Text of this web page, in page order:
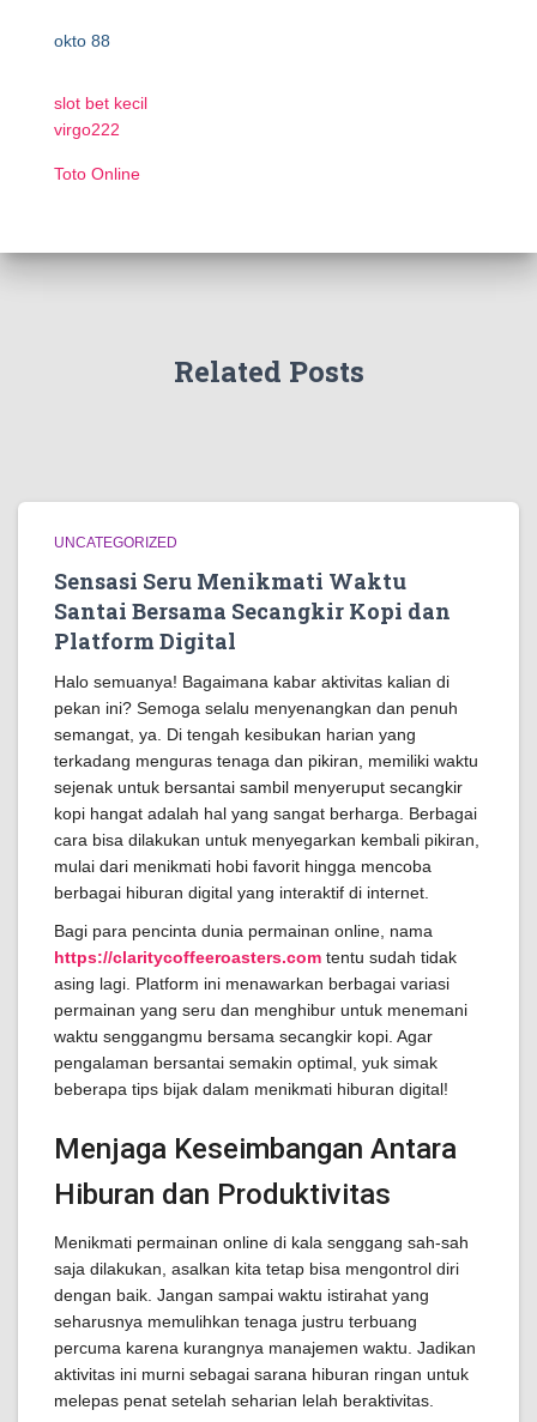
okto 88
slot bet kecil
virgo222
Toto Online
Related Posts
UNCATEGORIZED
Sensasi Seru Menikmati Waktu
Santai Bersama Secangkir Kopi dan
Platform Digital
Halo semuanya! Bagaimana kabar aktivitas kalian di
pekan ini? Semoga selalu menyenangkan dan penuh
semangat, ya. Di tengah kesibukan harian yang
terkadang menguras tenaga dan pikiran, memiliki waktu
sejenak untuk bersantai sambil menyeruput secangkir
kopi hangat adalah hal yang sangat berharga. Berbagai
cara bisa dilakukan untuk menyegarkan kembali pikiran,
mulai dari menikmati hobi favorit hingga mencoba
berbagai hiburan digital yang interaktif di internet.
Bagi para pencinta dunia permainan online, nama
https://claritycoffeeroasters.com tentu sudah tidak
asing lagi. Platform ini menawarkan berbagai variasi
permainan yang seru dan menghibur untuk menemani
waktu senggangmu bersama secangkir kopi. Agar
pengalaman bersantai semakin optimal, yuk simak
beberapa tips bijak dalam menikmati hiburan digital!
Menjaga Keseimbangan Antara
Hiburan dan Produktivitas
Menikmati permainan online di kala senggang sah-sah
saja dilakukan, asalkan kita tetap bisa mengontrol diri
dengan baik. Jangan sampai waktu istirahat yang
seharusnya memulihkan tenaga justru terbuang
percuma karena kurangnya manajemen waktu. Jadikan
aktivitas ini murni sebagai sarana hiburan ringan untuk
melepas penat setelah seharian lelah beraktivitas.